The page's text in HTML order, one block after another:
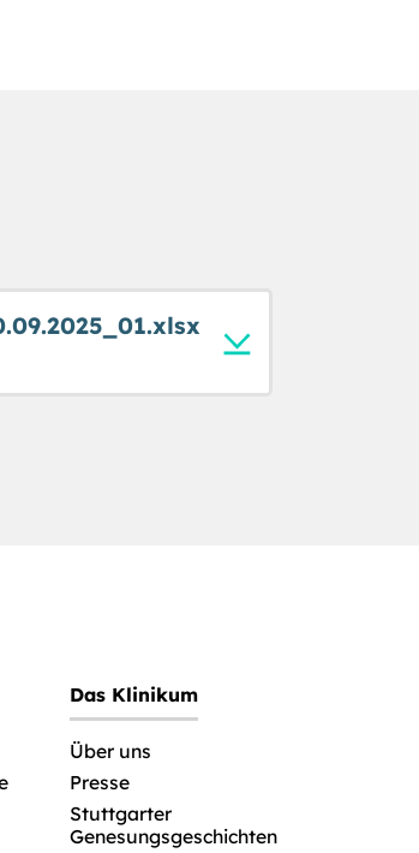
Das Klinikum
Über uns
Presse
Stuttgarter
Genesungsgeschichten